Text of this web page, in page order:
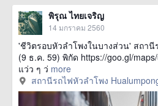
พิรุณ ไทยเจริญ
14 มกราคม 2560
'ชีวิตรอบหัวลำโพงในบางส่วน' สถานี
(9 ธ.ค. 59) พิกัด https://goo.gl/
แว่ว ๆ ว่ more
สถานีรถไฟหัวลำโพง